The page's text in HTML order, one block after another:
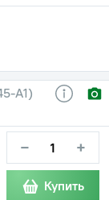
А1)
− +
Купить